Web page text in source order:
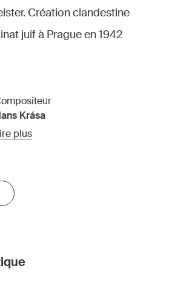
Création clandestine
juif à Prague en 1942
Krása
plus